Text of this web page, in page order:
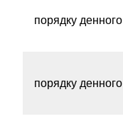
порядку денного
порядку денного